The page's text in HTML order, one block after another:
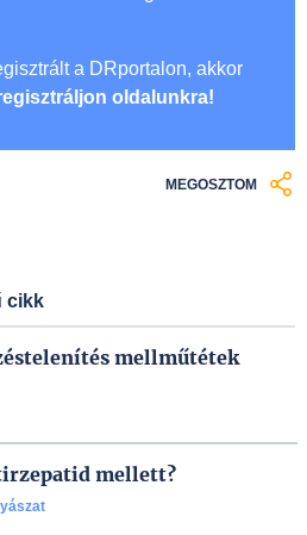
a DRportalon, akkor
oldalunkra!
MEGOSZTOM
cikk
mellműtétek
mellett?